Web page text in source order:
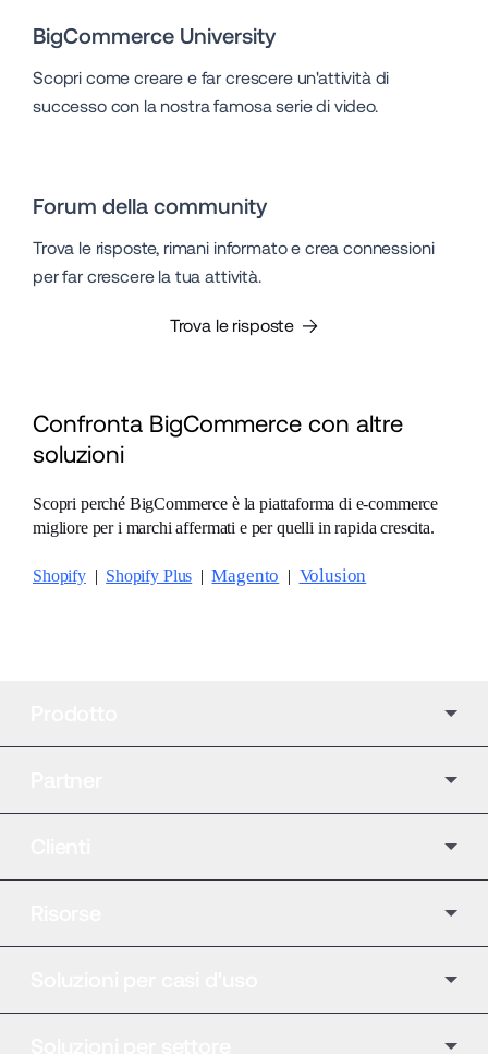
BigCommerce University
Scopri come creare e far crescere un'attività di
successo con la nostra famosa serie di video.
Forum della community
Trova le risposte, rimani informato e crea connessioni
per far crescere la tua attività.
Trova le risposte
Confronta BigCommerce con altre
soluzioni
Scopri perché BigCommerce è la piattaforma di e-commerce
migliore per i marchi affermati e per quelli in rapida crescita.
Shopify | Shopify Plus
  |
Magento
  |
Volusion